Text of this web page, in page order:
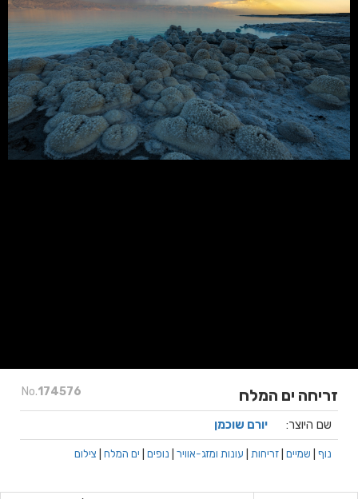
No.174576 זריחה ים המלח
שם היוצר: יורם שוכמן
נוף שמיים זריחות עונות ומזג-אוויר נופים ים המלח צילום